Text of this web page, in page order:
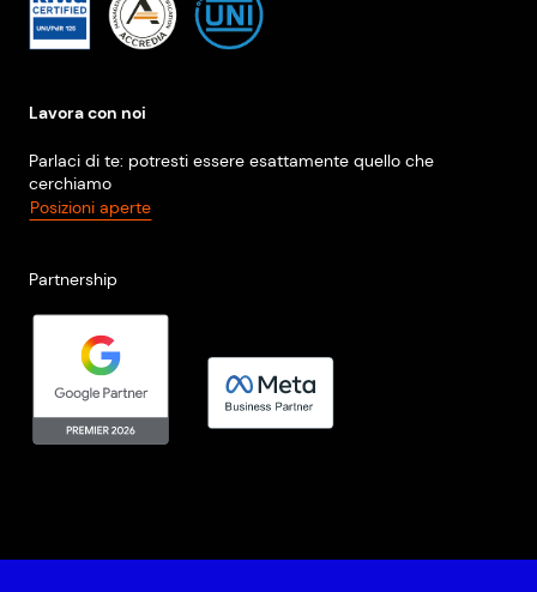
Lavora con noi
Parlaci di te: potresti essere esattamente quello che
cerchiamo
Posizioni aperte
Partnership